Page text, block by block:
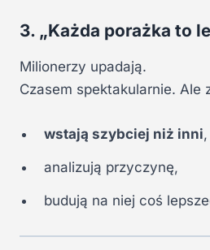
3. „Każda porażka to
Milionerzy upadają.
Czasem spektakularnie. Ale
wstają szybciej niż inni,
analizują przyczynę,
budują na niej coś